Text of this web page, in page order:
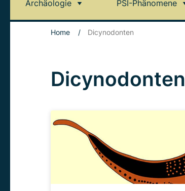
Archäologie PSI-Phänomene
Home / Dicynodonten
Dicynodonten